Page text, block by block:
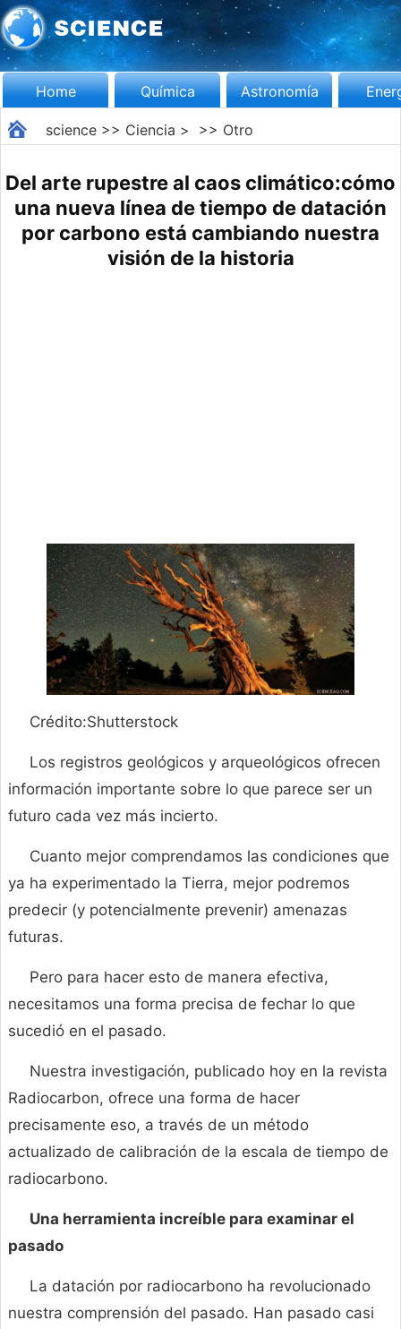
Home Química Astronomía
science>> Ciencia > >> Otro
Del arte rupestre al caos climático:cómo
una nueva línea de tiempo de datación
por carbono está cambiando nuestra
visión de la historia
Crédito:Shutterstock
Los registros geológicos y arqueológicos ofrecen
información importante sobre lo que parece ser un
futuro cada vez más incierto.
Cuanto mejor comprendamos las condiciones que
ya ha experimentado la Tierra, mejor podremos
predecir (y potencialmente prevenir) amenazas
futuras.
Pero para hacer esto de manera efectiva,
necesitamos una forma precisa de fechar lo que
sucedió en el pasado.
Nuestra investigación, publicado hoy en la revista
Radiocarbon, ofrece una forma de hacer
precisamente eso, a través de un método
actualizado de calibración de la escala de tiempo de
radiocarbono.
Una herramienta increíble para examinar el
pasado
La datación por radiocarbono ha revolucionado
nuestra comprensión del pasado. Han pasado casi